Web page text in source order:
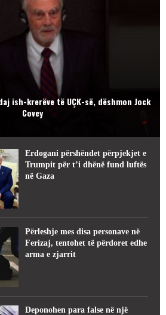
ish-krerëve të UÇK-së, dëshmon Jock
Covey
Erdogani përshëndet përpjekjet e
Trumpit për t’i dhënë fund luftës
në Gaza
Përleshje mes disa personave në
Ferizaj, tentohet të përdoret edhe
arma e zjarrit
Deponohen para false në një